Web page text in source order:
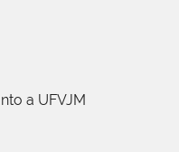
a UFVJM